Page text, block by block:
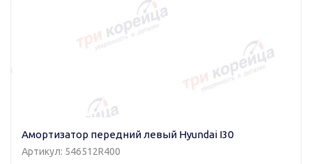
Амортизатор передний левый Hyundai I30
Артикул: 546512R400